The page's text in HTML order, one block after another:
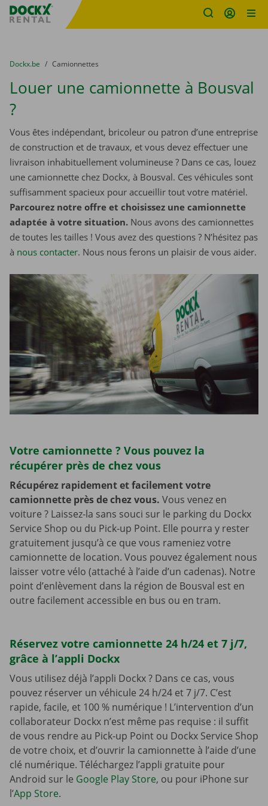
sitename
You are here:
du
Dockx.be to
Camionnettes
Louer une camionnette à Bousval
?
Vous êtes indépendant, bricoleur ou patron d’une entreprise
de construction et de travaux, et vous devez effectuer une
livraison inhabituellement volumineuse ? Dans ce cas, louez
une camionnette chez Dockx, à Bousval. Ces véhicules sont
suffisamment spacieux pour accueillir tout votre matériel.
Parcourez notre offre et choisissez une camionnette
adaptée à votre situation. Nous avons des camionnettes
de toutes les tailles ! Vous avez des questions ? N’hésitez pas
à nous contacter. Nous nous ferons un plaisir de vous aider.
Votre camionnette ? Vous pouvez la
récupérer près de chez vous
Récupérez rapidement et facilement votre
camionnette près de chez vous. Vous venez en
voiture ? Laissez-la sans souci sur le parking du Dockx
Service Shop ou du Pick-up Point. Elle pourra y rester
gratuitement jusqu’à ce que vous rameniez votre
camionnette de location. Vous pouvez également nous
laisser votre vélo (attaché à l’aide d’un cadenas). Notre
point d’enlèvement dans la région de Bousval est en
outre facilement accessible en bus ou en tram.
Réservez votre camionnette 24 h/24 et 7 j/7,
grâce à l’appli Dockx
Vous utilisez déjà l’appli Dockx ? Dans ce cas, vous
pouvez réserver un véhicule 24 h/24 et 7 j/7. C’est
rapide, facile, et 100 % numérique ! L’intervention d’un
collaborateur Dockx n’est même pas requise : il suffit
de vous rendre au Pick-up Point ou Dockx Service Shop
de votre choix, et d’ouvrir la camionnette à l’aide d’une
clé numérique. Téléchargez l’appli gratuite pour
Android sur le Google Play Store, ou pour iPhone sur
l’App Store.